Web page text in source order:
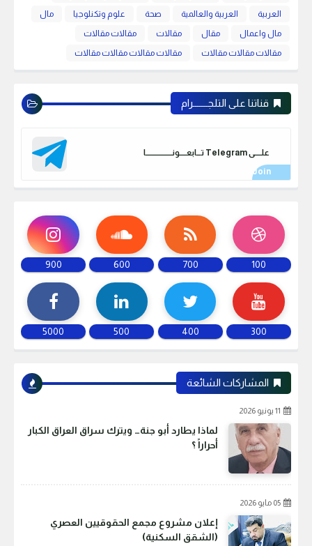
العربية
العربية والعالمية صحة علوم وتكنلوجيا
مال
مال واعمال
مقال مقالات
مقالات مقالات
مقالات مقالات مقالات
مقالات مقالات مقالات مقالات
قناتنا على التلجـــــــرام
علـــــى Telegram تـــابعـــــونـــــــــــــــــــا
100
700
600
900
300
400
500
5000
المشاركات الشائعة
11 يونيو 2026
لماذا يطارد أبو جنة… ويترك سراق العراق الكبار
أحراراً ؟
05 مايو 2026
إعلان مشروع مجمع الحقوقيين العصري
(الشقق السكنية)